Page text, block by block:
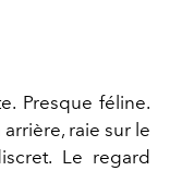
Presque féline.
raie sur le
Le regard